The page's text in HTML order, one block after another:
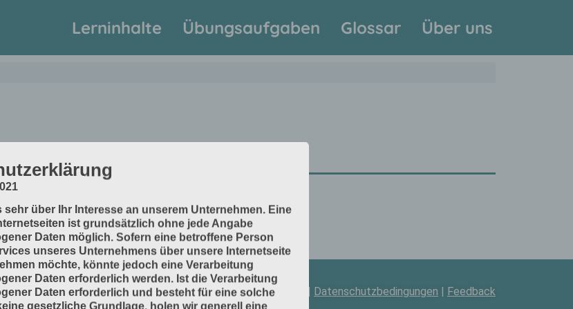
Lerninhalte Übungsaufgaben Glossar Über uns
Impressum Datenschutzbedingungen Feedback
sehr über Ihr Interesse an unserem Unternehmen. Eine
ist grundsätzlich ohne jede Angabe
Daten möglich. Sofern eine betroffene Person
unseres Unternehmens über unsere Internetseite
möchte, könnte jedoch eine Verarbeitung
Daten erforderlich werden. Ist die Verarbeitung
Daten erforderlich und besteht für eine solche
gesetzliche Grundlage, holen wir generell eine